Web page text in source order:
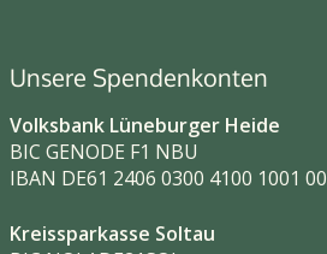
Unsere Spendenkonten
Volksbank Lüneburger Heide
BIC GENODE F1 NBU
IBAN DE61 2406 0300 4100 1001 00
Kreissparkasse Soltau